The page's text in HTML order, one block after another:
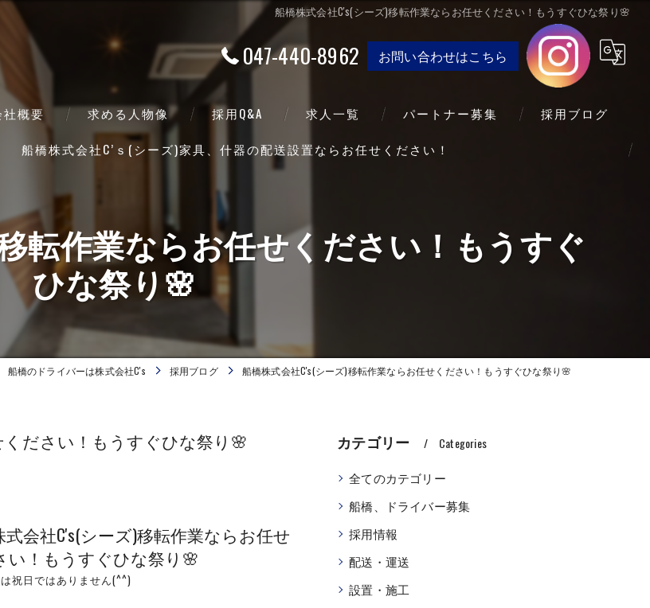
船橋株式会社C's(シーズ)移転作業ならお任せください！もうすぐひな祭り🌸
047-440-8962 お問い合わせはこちら
社概要
案内
求める人物像 採用Q&A 求人一覧 パートナー募集 採用ブログ
船橋株式会社C’ｓ(シーズ)家具、什器の配送設置ならお任せください！
転作業ならお任せください！もうすぐ
ひな祭り🌸
船橋のドライバーは株式会社C's 採用ブログ 船橋株式会社C's(シーズ)移転作業ならお任せください！もうすぐひな祭り🌸
ださい！もうすぐひな祭り🌸
式会社C's(シーズ)移転作業ならお任せ
い！もうすぐひな祭り🌸
祝日ではありません(^^)
カテゴリー Categories
全てのカテゴリー
船橋、ドライバー募集
採用情報
配送・運送
設置・施工